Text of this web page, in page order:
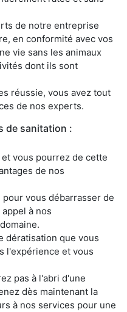
de notre entreprise
en conformité avec vos
vie sans les animaux
dont ils sont
réussie, vous avez tout
de nos experts.
de sanitation :
vous pourrez de cette
de nos
vous débarrasser de
à nos
dératisation que vous
l'expérience et vous
pas à l'abri d'une
dès maintenant la
à nos services pour une